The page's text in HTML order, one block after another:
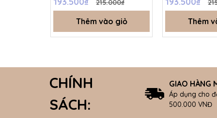
215.000₫
Thêm vào giỏ Thêm
CHÍNH
SÁCH:
GIAO HÀNG
Áp dụng cho
500.000 VNĐ